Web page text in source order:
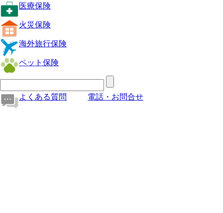
医療保険
火災保険
海外旅行保険
ペット保険
よくある質問 電話・お問合せ